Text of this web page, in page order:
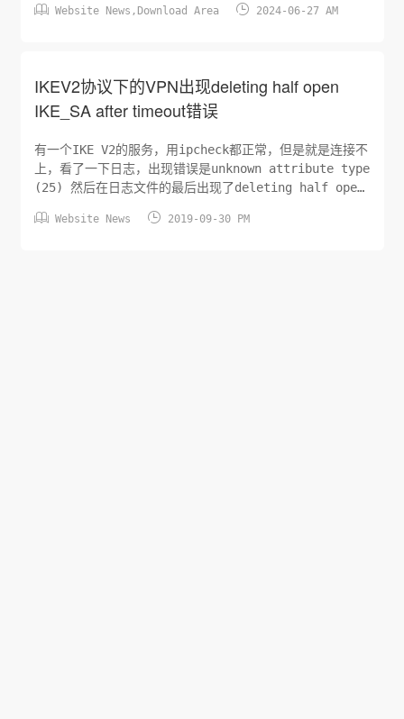
户同时在线设备数、在线设备数量 - 用户订阅链接、节点
 Website News , Download Area  2024-06-27 AM
IKEV2协议下的VPN出现deleting half open
IKE_SA after timeout错误
有一个IKE V2的服务，用ipcheck都正常，但是就是连接不
上，看了一下日志，出现错误是unknown attribute type
(25) 然后在日志文件的最后出现了deleting half open
从日志看， 服务器发往你的 国内IP的 报文被丢弃了，基
 Website News  2019-09-30 PM